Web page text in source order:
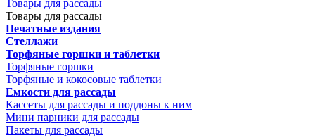
Товары для рассады
Товары для рассады
Печатные издания
Стеллажи
Торфяные горшки и таблетки
Торфяные горшки
Торфяные и кокосовые таблетки
Емкости для рассады
Кассеты для рассады и поддоны к ним
Мини парники для рассады
Пакеты для рассады